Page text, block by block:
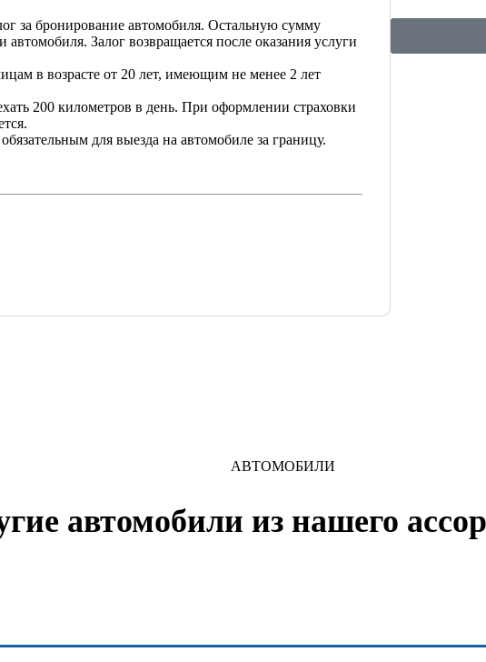
за бронирование автомобиля. Остальную сумму
Залог возвращается после оказания услуги
в возрасте от 20 лет, имеющим не менее 2 лет
200 километров в день. При оформлении страховки
для выезда на автомобиле за границу.
АВТОМОБИЛИ
автомобили из нашего